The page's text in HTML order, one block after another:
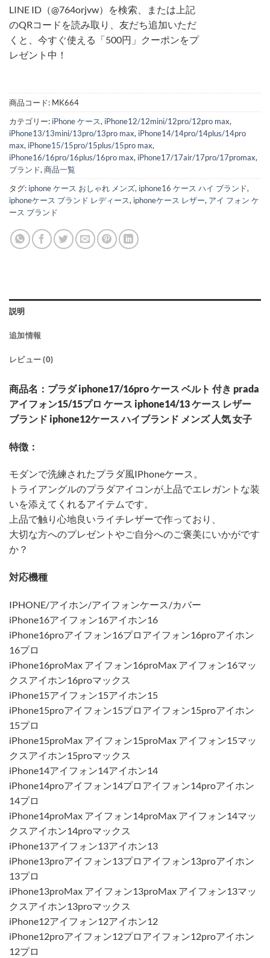
LINE ID（@764orjvw）を検索、または上記
のQRコードを読み取り、友だち追加いただ
くと、今すぐ使える「500円」クーポンをプ
レゼント中！
商品コード: MK664
カテゴリー: iPhone ケース, iPhone12/12mini/12pro/12pro max,
iPhone13/13mini/13pro/13pro max, iPhone14/14pro/14plus/14pro
max, iPhone15/15pro/15plus/15pro max,
iPhone16/16pro/16plus/16pro max, iPhone17/17air/17pro/17promax,
ブランド, 商品一覧
タグ: iphone ケース おしゃれ メンズ, iphone16 ケース ハイ ブランド,
iphoneケース ブランド レディース, iphoneケース レザー, アイ フォン ケ
ース ブランド
説明
追加情報
レビュー (0)
商品名：プラダ iphone17/16pro ケース ベルト 付き prada
アイフォン15/15プロ ケース iphone14/13 ケース レザー
ブランド iphone12ケース ハイブランド メンズ 人気 女子
特徴：
モダンで洗練されたプラダ風IPhoneケース。
トライアングルのプラダアイコンが上品でエレガントな装
いを添えてくれるアイテムです。
上品で触り心地良いライチレザーで作っており、
大切な方へのプレゼントやご自分へのご褒美にいかがです
か？
対応機種
IPHONE/アイホン/アイフォンケース/カバー
iPhone16アイフォン16アイホン16
iPhone16proアイフォン16プロアイフォン16proアイホン
16プロ
iPhone16proMax アイフォン16proMax アイフォン16マッ
クスアイホン16proマックス
iPhone15アイフォン15アイホン15
iPhone15proアイフォン15プロアイフォン15proアイホン
15プロ
iPhone15proMax アイフォン15proMax アイフォン15マッ
クスアイホン15proマックス
iPhone14アイフォン14アイホン14
iPhone14proアイフォン14プロアイフォン14proアイホン
14プロ
iPhone14proMax アイフォン14proMax アイフォン14マッ
クスアイホン14proマックス
iPhone13アイフォン13アイホン13
iPhone13proアイフォン13プロアイフォン13proアイホン
13プロ
iPhone13proMax アイフォン13proMax アイフォン13マッ
クスアイホン13proマックス
iPhone12アイフォン12アイホン12
iPhone12proアイフォン12プロアイフォン12proアイホン
12プロ